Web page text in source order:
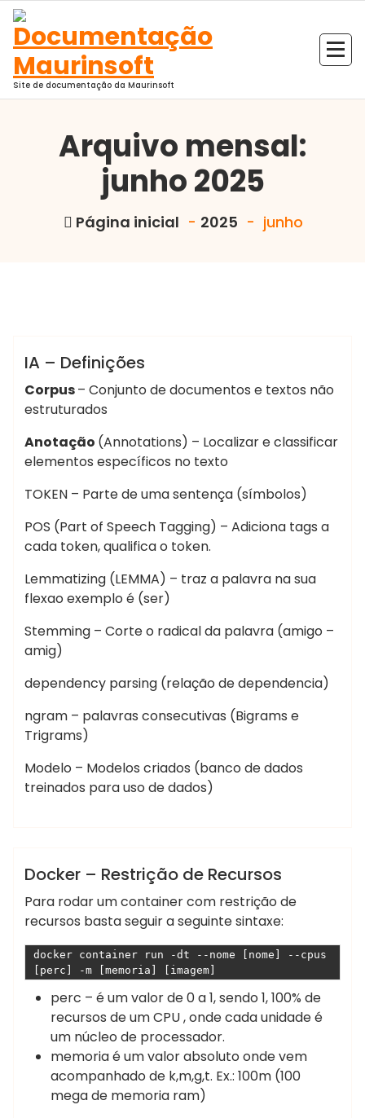
Pular
para
conteúdo
Site de documentação da Maurinsoft
Arquivo mensal:
junho 2025
Página inicial - 2025 - junho
Ciência de Dados
IA – Definições
Corpus– Conjunto de documentos e textos não
estruturados
Anotação (Annotations) – Localizar e classificar
elementos específicos no texto
TOKEN – Parte de uma sentença (símbolos)
POS (Part of Speech Tagging) – Adiciona tags a
cada token, qualifica o token.
Lemmatizing (LEMMA) – traz a palavra na sua
flexao exemplo é (ser)
Stemming – Corte o radical da palavra (amigo –
amig)
dependency parsing (relação de dependencia)
ngram – palavras consecutivas (Bigrams e
Trigrams)
Modelo – Modelos criados (banco de dados
treinados para uso de dados)
docker
Docker – Restrição de Recursos
Para rodar um container com restrição de
recursos basta seguir a seguinte sintaxe:
docker container run -dt --nome [nome] --cpus
[perc] -m [memoria] [imagem]
perc – é um valor de 0 a 1, sendo 1, 100% de
recursos de um CPU , onde cada unidade é
um núcleo de processador.
memoria é um valor absoluto onde vem
acompanhado de k,m,g,t. Ex.: 100m (100
mega de memoria ram)